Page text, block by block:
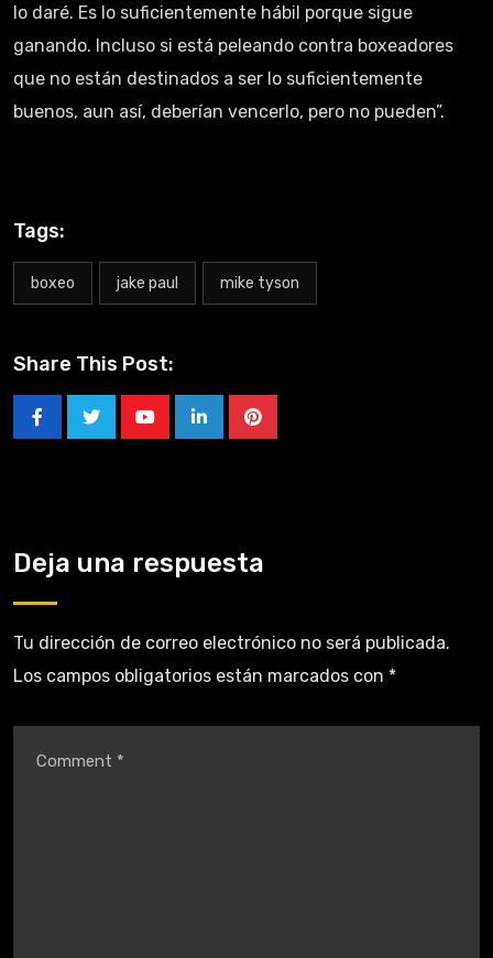
lo daré. Es lo suficientemente hábil porque sigue
ganando. Incluso si está peleando contra boxeadores
que no están destinados a ser lo suficientemente
buenos, aun así, deberían vencerlo, pero no pueden”.
Tags:
boxeo jake paul mike tyson
Share This Post:
Deja una respuesta
Tu dirección de correo electrónico no será publicada.
Los campos obligatorios están marcados con *